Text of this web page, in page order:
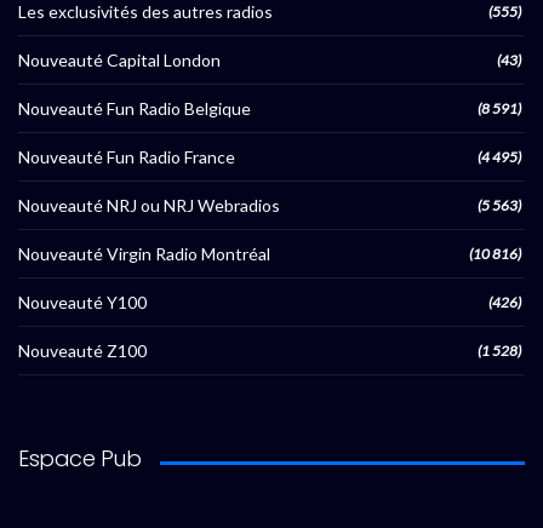
Les exclusivités des autres radios (555)
Nouveauté Capital London (43)
Nouveauté Fun Radio Belgique (8 591)
Nouveauté Fun Radio France (4 495)
Nouveauté NRJ ou NRJ Webradios (5 563)
Nouveauté Virgin Radio Montréal (10 816)
Nouveauté Y100 (426)
Nouveauté Z100 (1 528)
Espace Pub